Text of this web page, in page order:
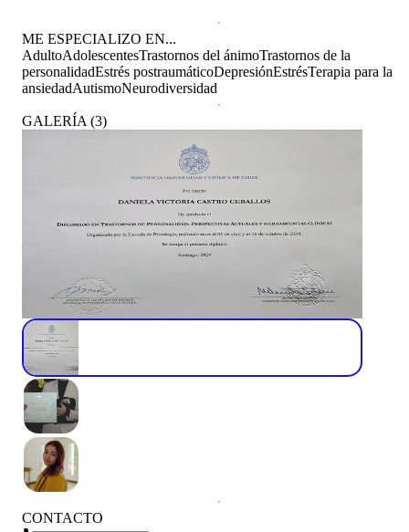
ME ESPECIALIZO EN...
AdultoAdolescentesTrastornos del ánimoTrastornos de la
personalidadEstrés postraumáticoDepresiónEstrésTerapia para la
ansiedadAutismoNeurodiversidad
GALERÍA (3)
CONTACTO